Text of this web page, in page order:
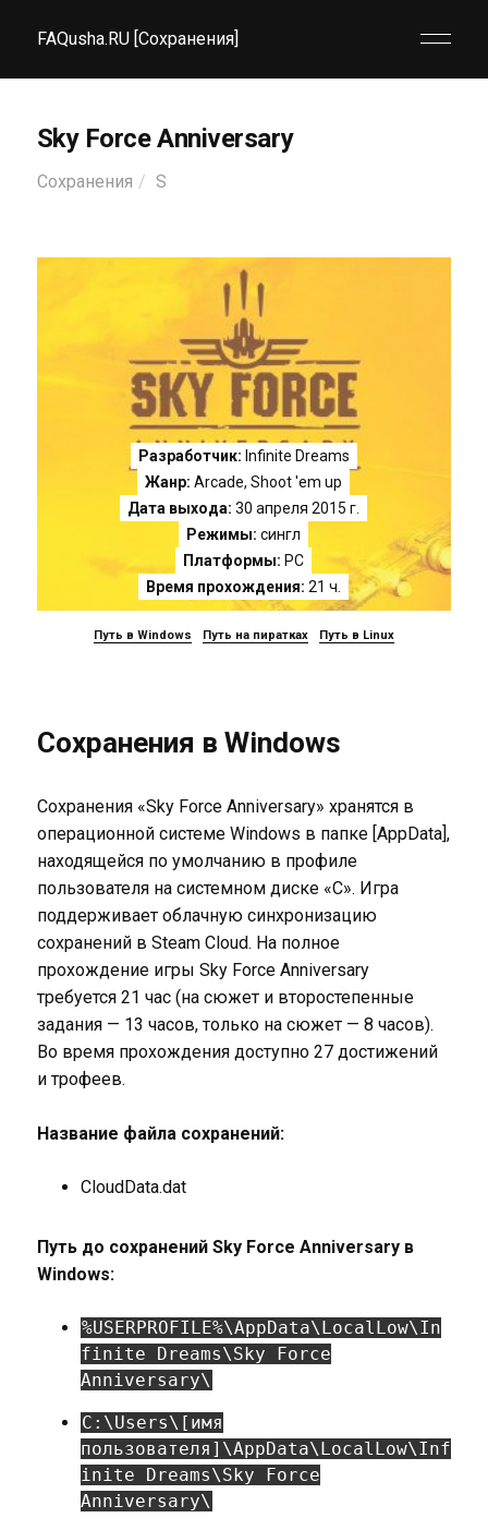
FAQusha.RU [Сохранения]
Sky Force Anniversary
Сохранения S
Разработчик: Infinite Dreams
Жанр: Arcade,Shoot 'em up
Дата выхода: 30 апреля 2015 г.
Режимы: сингл
Платформы: PC
Время прохождения: 21 ч.
Путь в Windows Путь на пиратках Путь в Linux
Сохранения в Windows
Сохранения «Sky Force Anniversary» хранятся в
операционной системе Windows в папке [AppData],
находящейся по умолчанию в профиле
пользователя на системном диске «C». Игра
поддерживает облачную синхронизацию
сохранений в Steam Cloud. На полное
прохождение игры Sky Force Anniversary
требуется 21 час (на сюжет и второстепенные
задания — 13 часов, только на сюжет — 8 часов).
Во время прохождения доступно 27 достижений
и трофеев.
Название файла сохранений:
CloudData.dat
Путь до сохранений Sky Force Anniversary в
Windows:
%USERPROFILE%\AppData\LocalLow\In
finite Dreams\Sky Force
Anniversary\
C:\Users\[имя
пользователя]\AppData\LocalLow\Inf
inite Dreams\Sky Force
Anniversary\